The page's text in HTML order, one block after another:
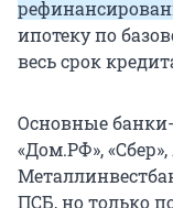
ипотеку по
весь срок
Основные
«Дом.РФ»,
ПСБ, но только